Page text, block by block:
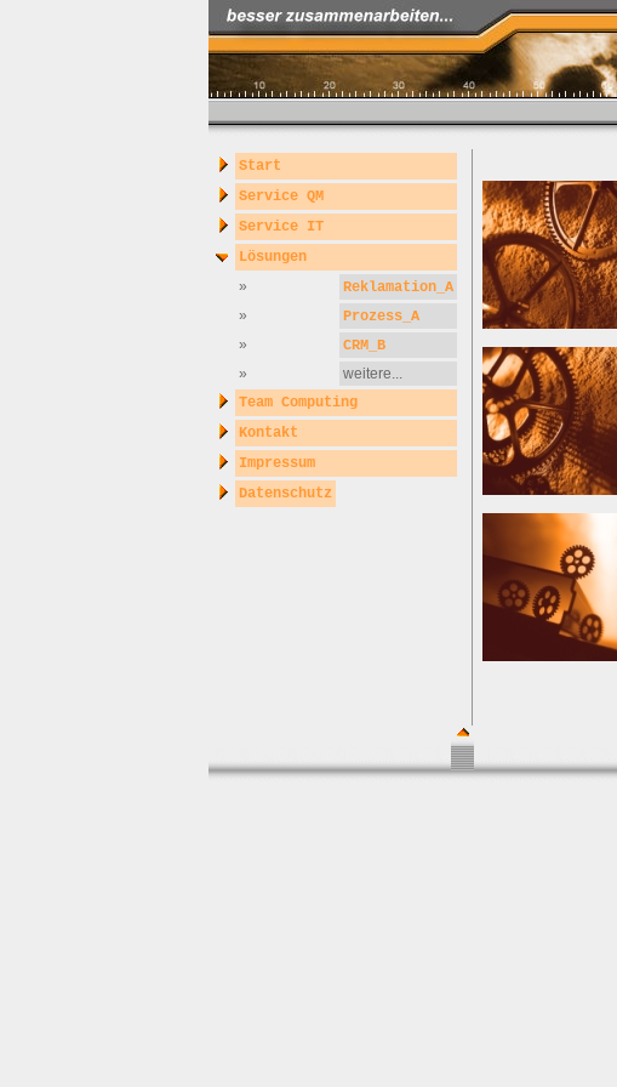
Start
Service QM
Service IT
Lösungen
»
Reklamation_A
»
Prozess_A
»
CRM_B
»
weitere...
Team Computing
Kontakt
Impressum
Datenschutz